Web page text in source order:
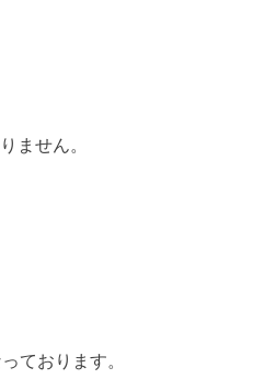
ません。
ております。